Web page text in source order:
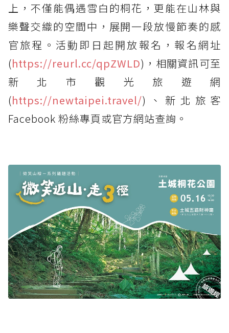
上，不僅能偶遇雪白的桐花，更能在山林與
樂聲交織的空間中，展開一段放慢節奏的感
官旅程。活動即日起開放報名，報名網址
(https://reurl.cc/qpZWLD)，相關資訊可至
新北市觀光旅遊網
(https://newtaipei.travel/)、新北旅客
Facebook 粉絲專頁或官方網站查詢。